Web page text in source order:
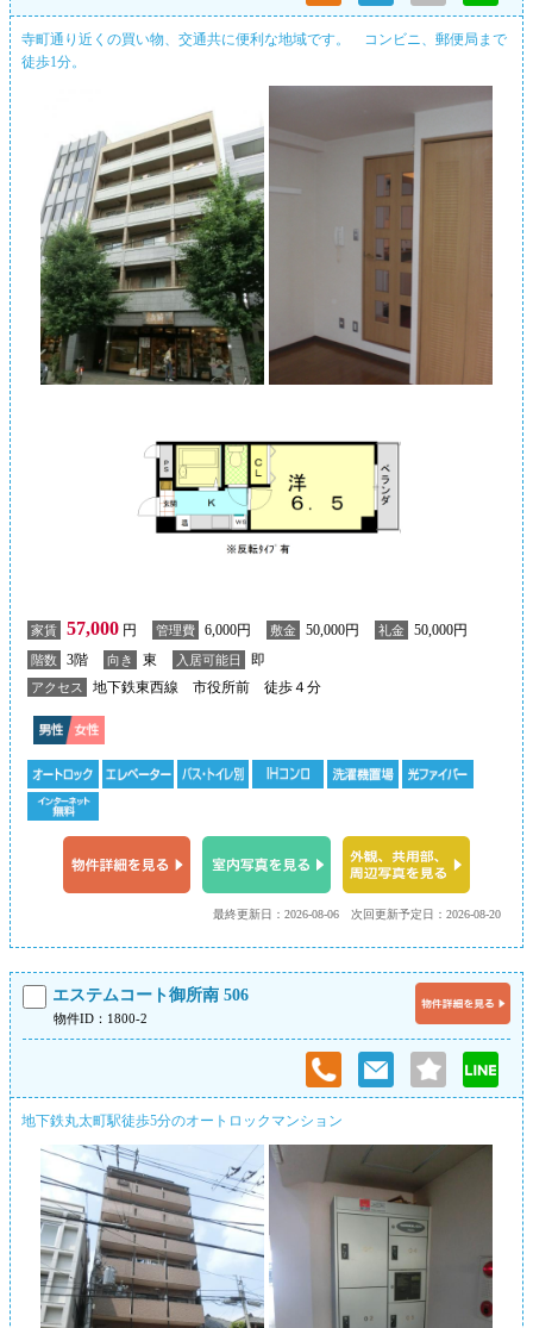
寺町通り近くの買い物、交通共に便利な地域です。 コンビニ、郵便局まで
徒歩1分。
家賃 57,000 円 管理費 6,000円 敷金 50,000円 礼金 50,000円
階数 3階 向き 東 入居可能日 即
アクセス 地下鉄東西線 市役所前 徒歩４分
次回更新予定日：2026-08-20
最終更新日：2026-08-06
エステムコート御所南 506
物件ID：1800-2
地下鉄丸太町駅徒歩5分のオートロックマンション